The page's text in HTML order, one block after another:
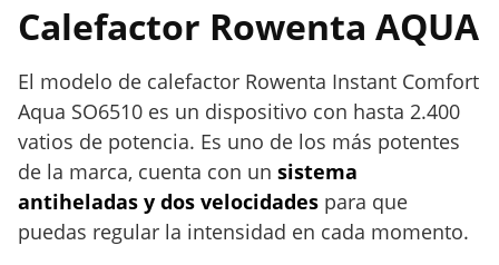
Calefactor Rowenta AQUA
El modelo de calefactor Rowenta Instant Comfort
Aqua SO6510 es un dispositivo con hasta 2.400
vatios de potencia. Es uno de los más potentes
de la marca, cuenta con un sistema
antiheladas y dos velocidades para que
puedas regular la intensidad en cada momento.